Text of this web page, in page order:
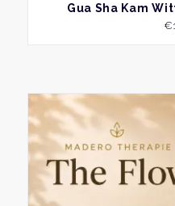
BEKIJK
Gua Sha Kam
€